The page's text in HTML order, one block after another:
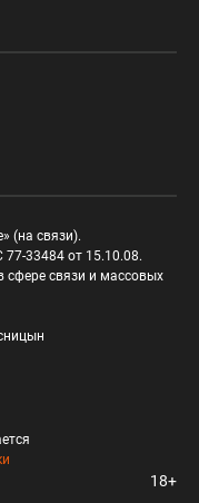
(на связи).
33484 от 15.10.08.
сфере связи и массовых
18+